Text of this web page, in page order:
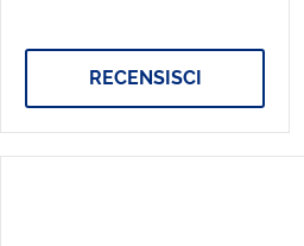
RECENSISCI